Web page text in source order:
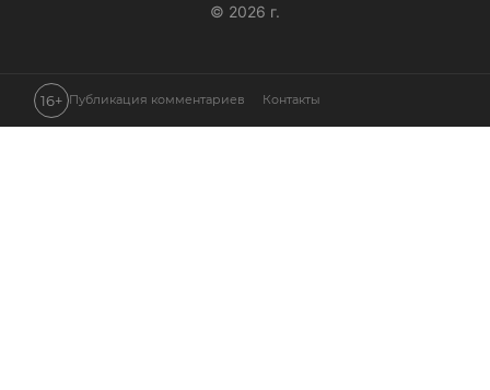
© 2026 г.
16+ Публикация комментариев Контакты